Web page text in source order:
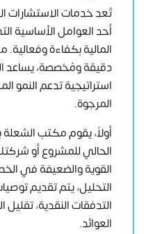
تُعد خدمات الاستشارات
أحد العوامل
المالية بكفاءة
دقيقة ومُخصصة،
استراتيجية تدعم النمو
المرجوة.
أولاً، يقوم مكتب
الحالي للمشروع أو
القوية والضعيفة في
التحليل، يتم تقديم
التدفقات النقدية، تقليل
العوائد.